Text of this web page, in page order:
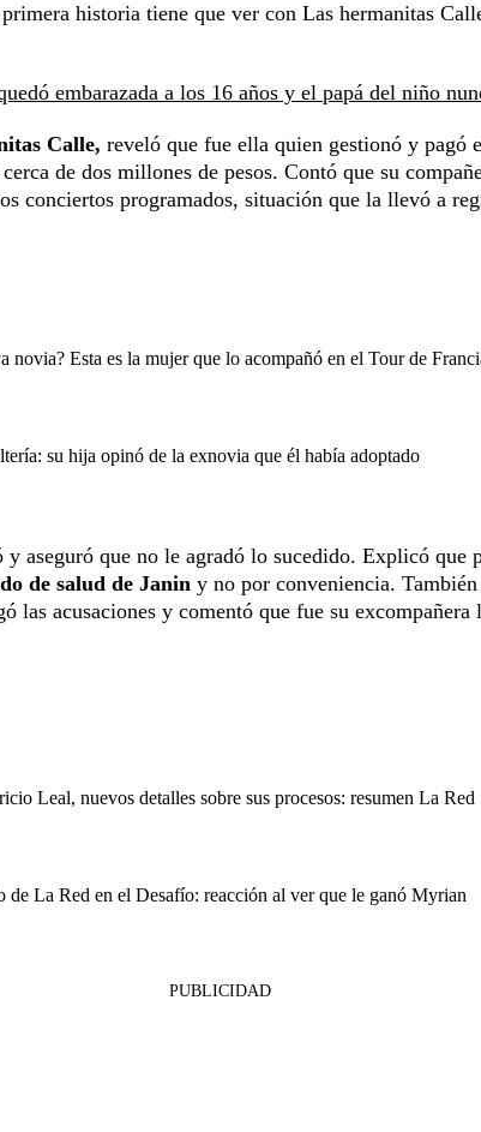
historia tiene que ver con Las hermanitas
embarazada a los 16 años y el papá del niño
Calle, reveló que fue ella quien gestionó y pagó
de dos millones de pesos. Contó que su
conciertos programados, situación que la llevó a
novia? Esta es la mujer que lo acompañó en el Tour de
su hija opinó de la exnovia que él había adoptado
aseguró que no le agradó lo sucedido. Explicó que
de salud de Janin y no por conveniencia.
las acusaciones y comentó que fue su excompañera
Leal, nuevos detalles sobre sus procesos: resumen La Red
de La Red en el Desafío: reacción al ver que le ganó Myrian
PUBLICIDAD